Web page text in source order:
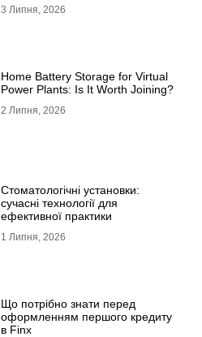
3 Липня, 2026
Home Battery Storage for Virtual
Power Plants: Is It Worth Joining?
2 Липня, 2026
Стоматологічні установки:
сучасні технології для
ефективної практики
1 Липня, 2026
Що потрібно знати перед
оформленням першого кредиту
в Finx